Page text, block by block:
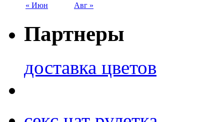
« Июн Авг »
Партнеры
доставка цветов